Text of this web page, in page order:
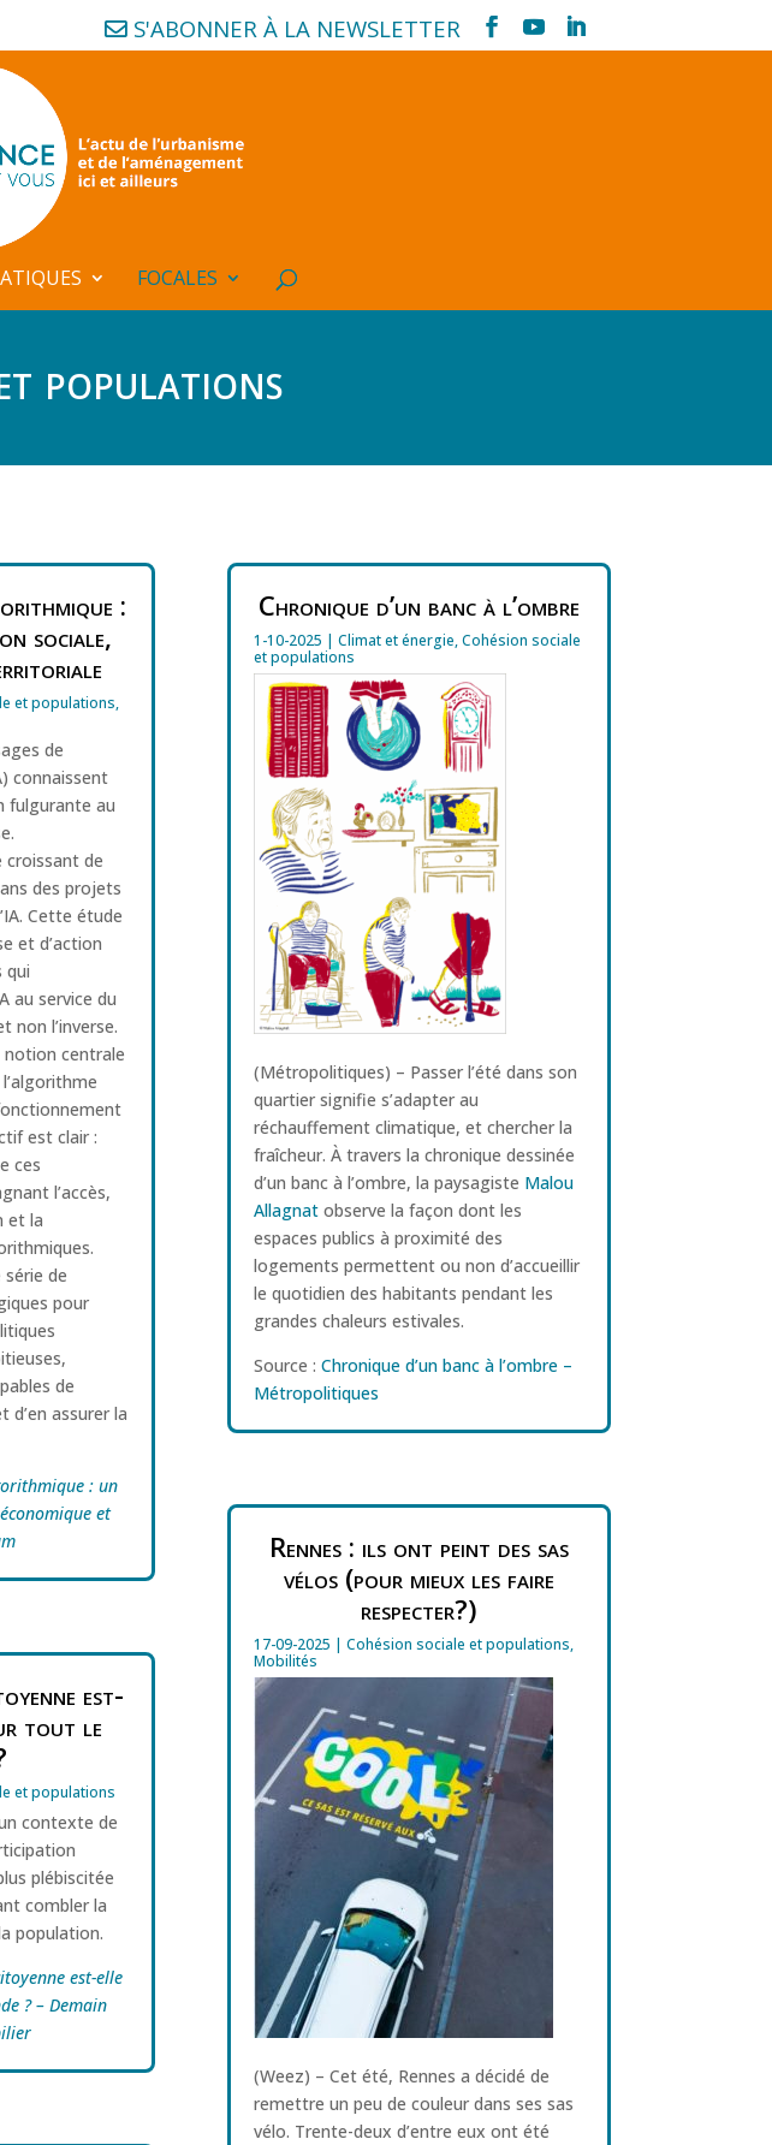
S'ABONNER À LA NEWSLETTER
FOCALES
populations
:
sociale,
et populations,
de
connaissent
fulgurante au
croissant de
des projets
Cette étude
et d’action
qui
au service du
non l’inverse.
notion centrale
est clair :
ces
l’accès,
et la
série de
pour
de
assurer la
: un
et
est-
tout le
et populations
contexte de
plébiscitée
combler la
population.
est-elle
? – Demain
Chronique d’un banc à l’ombre
1-10-2025 | Climat et énergie,Cohésion sociale
et populations
(Métropolitiques) – Passer l’été dans son
quartier signifie s’adapter au
réchauffement climatique, et chercher la
fraîcheur. À travers la chronique dessinée
d’un banc à l’ombre, la paysagiste Malou
Allagnatobserve la façon dont les
espaces publics à proximité des
logements permettent ou non d’accueillir
le quotidien des habitants pendant les
grandes chaleurs estivales.
Source : Chronique d’un banc à l’ombre –
Métropolitiques
Rennes : ils ont peint des sas
vélos (pour mieux les faire
respecter?)
17-09-2025 | Cohésion sociale et populations,
Mobilités
(Weez) – Cet été, Rennes a décidé de
remettre un peu de couleur dans ses sas
vélo. Trente-deux d’entre eux ont été